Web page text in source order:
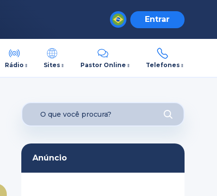
Entrar
Rádio Sites Pastor Online Telefones
Anúncio